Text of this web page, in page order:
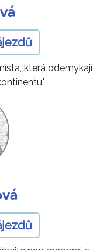
která odemykají